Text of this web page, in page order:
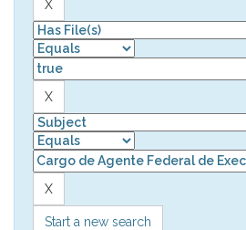
Start a new search